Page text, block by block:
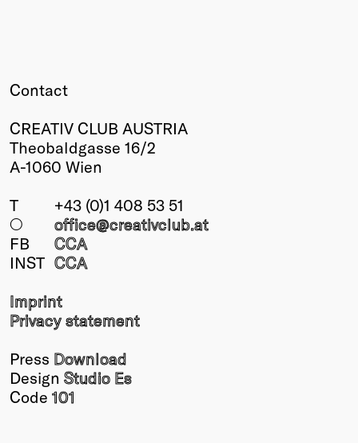
Contact
CREATIV CLUB AUSTRIA
Theobaldgasse 16/2
A-1060 Wien
T
+43 (0)1 408 53 51
○
office@creativclub.at
FB
CCA
INST CCA
Imprint
Privacy statement
Press Download
Design Studio Es
Code 101